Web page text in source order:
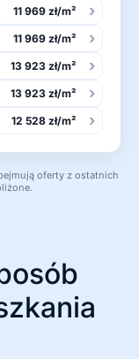
11 969 zł/m² ›
11 969 zł/m² ›
13 923 zł/m² ›
13 923 zł/m² ›
12 528 zł/m² ›
oferty z ostatnich